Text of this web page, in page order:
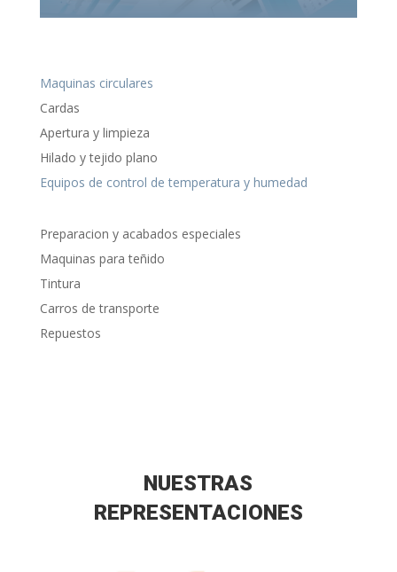
Maquinas circulares
Cardas
Apertura y limpieza
Hilado y tejido plano
Equipos de control de temperatura y humedad
Preparacion y acabados especiales
Maquinas para teñido
Tintura
Carros de transporte
Repuestos
NUESTRAS
REPRESENTACIONES